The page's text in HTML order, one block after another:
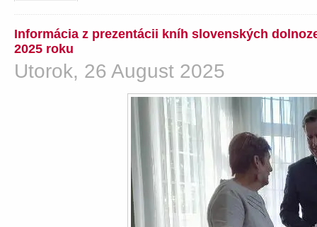
Informácia z prezentácii kníh slovenských
2025 roku
Utorok, 26 August 2025